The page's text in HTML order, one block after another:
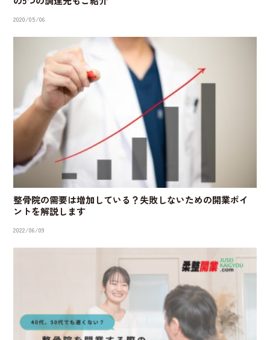
2020/05/06
整骨院の需要は増加している？失敗しないための開業ポイ
ントを解説します
2022/06/09